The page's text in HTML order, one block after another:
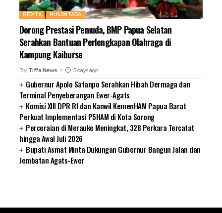
BERITA NUSANTARA
Dorong Prestasi Pemuda, BMP Papua Selatan
Serahkan Bantuan Perlengkapan Olahraga di
Kampung Kaiburse
By Tiffa News 5 days ago
Gubernur Apolo Safanpo Serahkan Hibah Dermaga dan
Terminal Penyeberangan Ewer-Agats
Komisi XIII DPR RI dan Kanwil KemenHAM Papua Barat
Perkuat Implementasi P5HAM di Kota Sorong
Perceraian di Merauke Meningkat, 328 Perkara Tercatat
hingga Awal Juli 2026
Bupati Asmat Minta Dukungan Gubernur Bangun Jalan dan
Jembatan Agats-Ewer